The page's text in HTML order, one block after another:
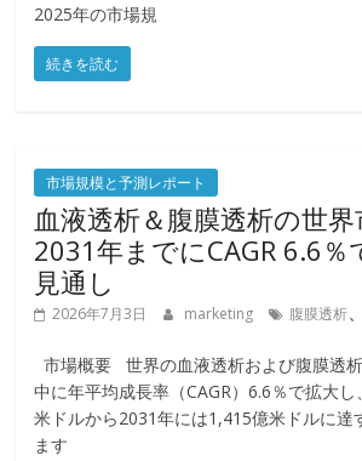
2025年の市場規
続きを読む
市場規模と予測レポート
血液透析＆腹膜透析の世
2031年までにCAGR 6.6％
見通し
2026年7月3日 marketing 腹膜透析、
市場概要 世界の血液透析および腹膜透
中に年平均成長率（CAGR）6.6％で拡大
米ドルから2031年には1,415億米ドルに達
ます